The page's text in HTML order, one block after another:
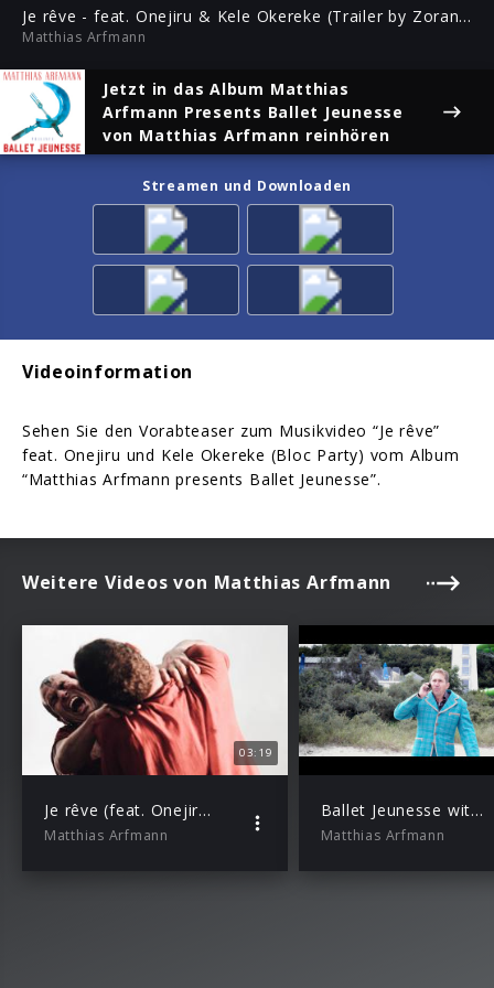
Je rêve - feat. Onejiru & Kele Okereke (Trailer by Zoran Bihac)
Matthias Arfmann
Jetzt in das Album Matthias
Arfmann Presents Ballet Jeunesse
von Matthias Arfmann reinhören
Streamen und Downloaden
Videoinformation
Sehen Sie den Vorabteaser zum Musikvideo “Je rêve”
feat. Onejiru und Kele Okereke (Bloc Party) vom Album
“Matthias Arfmann presents Ballet Jeunesse”.
Weitere Videos von Matthias Arfmann
03:19
Je rêve (feat. Onejiru & Kele Okereke)
Matthias Arfmann
Ballet Jeunesse with Schorsch Kamerun – Sabre Dance (Teaser)
Matthias Arfmann